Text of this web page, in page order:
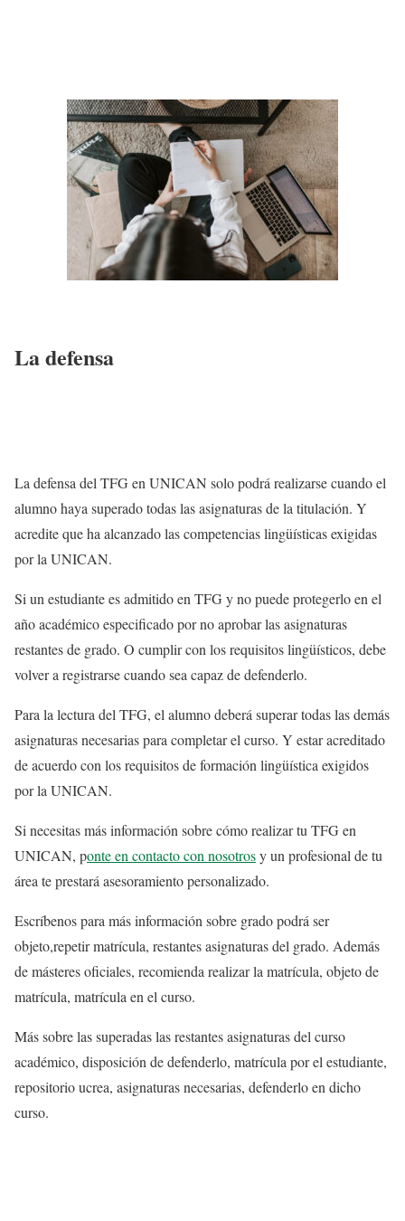
La defensa
La defensa del TFG en UNICAN solo podrá realizarse cuando el
alumno haya superado todas las asignaturas de la titulación. Y
acredite que ha alcanzado las competencias lingüísticas exigidas
por la UNICAN.
Si un estudiante es admitido en TFG y no puede protegerlo en el
año académico especificado por no aprobar las asignaturas
restantes de grado. O cumplir con los requisitos lingüísticos, debe
volver a registrarse cuando sea capaz de defenderlo.
Para la lectura del TFG, el alumno deberá superar todas las demás
asignaturas necesarias para completar el curso. Y estar acreditado
de acuerdo con los requisitos de formación lingüística exigidos
por la UNICAN.
Si necesitas más información sobre cómo realizar tu TFG en
UNICAN, ponte en contacto con nosotrosy un profesional de tu
área te prestará asesoramiento personalizado.
Escríbenos para más información sobre grado podrá ser
objeto,repetir matrícula, restantes asignaturas del grado. Además
de másteres oficiales, recomienda realizar la matrícula, objeto de
matrícula, matrícula en el curso.
Más sobre las superadas las restantes asignaturas del curso
académico, disposición de defenderlo, matrícula por el estudiante,
repositorio ucrea, asignaturas necesarias, defenderlo en dicho
curso.